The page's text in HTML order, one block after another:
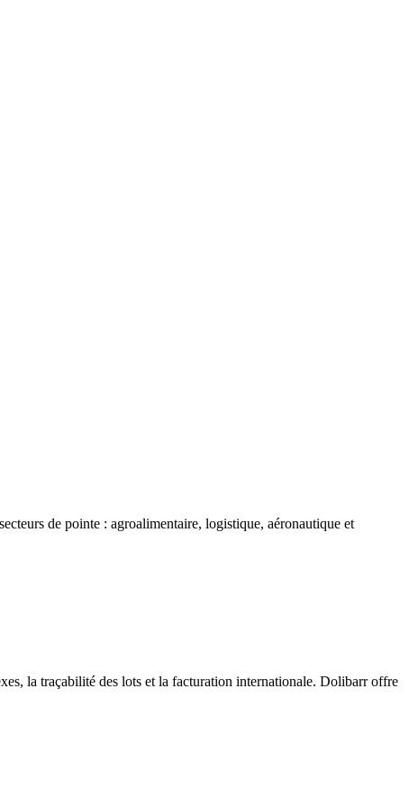
de pointe : agroalimentaire, logistique, aéronautique et
la traçabilité des lots et la facturation internationale. Dolibarr offre